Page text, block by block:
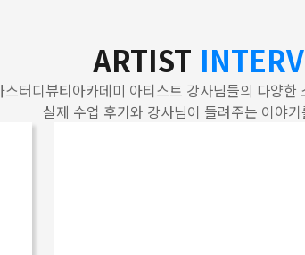
ARTIST
스터디뷰티아카데미 아티스트 강사님들의 다양한
실제 수업 후기와 강사님이 들려주는 이야